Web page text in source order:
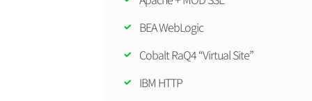
BEA WebLogic
Cobalt RaQ4 “Virtual Site”
IBM HTTP